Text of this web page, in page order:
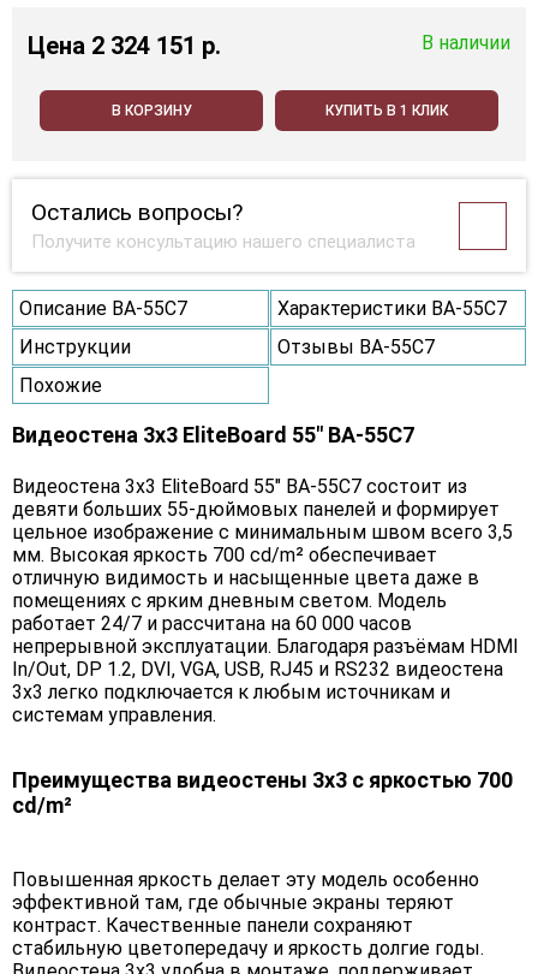
Цена 2 324 151 p. В наличии
В КОРЗИНУ КУПИТЬ В 1 КЛИК
Остались вопросы?
Получите консультацию нашего специалиста
Описание BA-55C7
Характеристики BA-55C7
Инструкции
Отзывы BA-55C7
Похожие
Видеостена 3x3 EliteBoard 55" BA-55C7
Видеостена 3х3 EliteBoard 55" BA-55C7 состоит из
девяти больших 55-дюймовых панелей и формирует
цельное изображение с минимальным швом всего 3,5
мм. Высокая яркость 700 cd/m² обеспечивает
отличную видимость и насыщенные цвета даже в
помещениях с ярким дневным светом. Модель
работает 24/7 и рассчитана на 60 000 часов
непрерывной эксплуатации. Благодаря разъёмам HDMI
In/Out, DP 1.2, DVI, VGA, USB, RJ45 и RS232 видеостена
3х3 легко подключается к любым источникам и
системам управления.
Преимущества видеостены 3х3 с яркостью 700
cd/m²
Повышенная яркость делает эту модель особенно
эффективной там, где обычные экраны теряют
контраст. Качественные панели сохраняют
стабильную цветопередачу и яркость долгие годы.